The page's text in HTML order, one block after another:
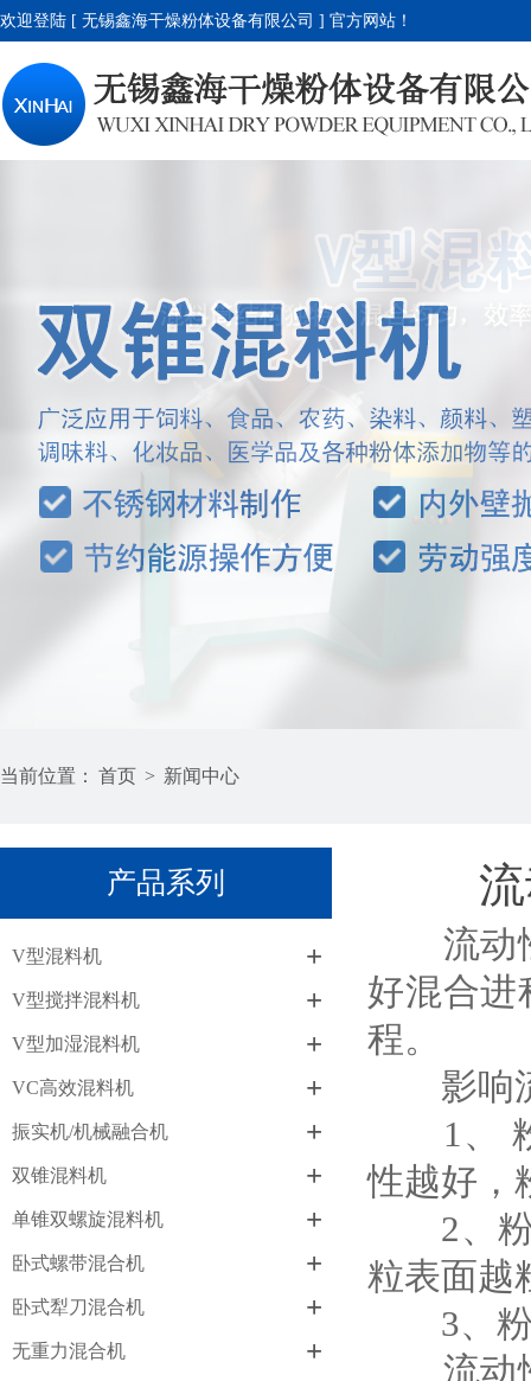
欢迎登陆 [ 无锡鑫海干燥粉体设备有限公司 ] 官方网站！
当前位置： 首页 > 新闻中心
产品系列
V型混料机 +
V型搅拌混料机 +
V型加湿混料机 +
VC高效混料机 +
振实机/机械融合机 +
双锥混料机 +
单锥双螺旋混料机 +
卧式螺带混合机 +
卧式犁刀混合机 +
无重力混合机 +
流动性
好混合进
程。
影响流
1、 粉
性越好，
2、粉
粒表面越
3、粉
流动性